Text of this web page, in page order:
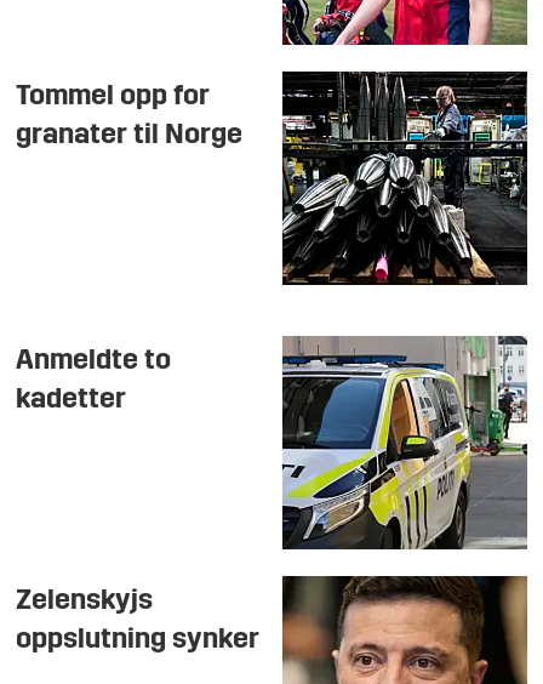
Tommel opp for
granater til Norge
Anmeldte to
kadetter
Zelenskyjs
oppslutning synker